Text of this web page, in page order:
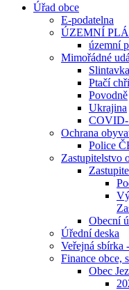
Úřad obce
E-podatelna
ÚZEMNÍ
územní
Mimořádné
Ptačí
Povodně
Ukrajina
Ochrana
Police
Zastupitelstvo
Obecní
Úřední deska
Veřejná sbírka
Finance obce,
Obec